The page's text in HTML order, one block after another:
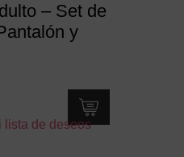
– Set de
y
producto
lista de deseos